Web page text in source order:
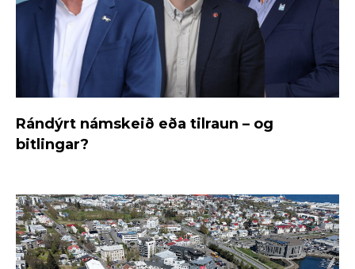
Rándýrt námskeið eða tilraun – og
bitlingar?